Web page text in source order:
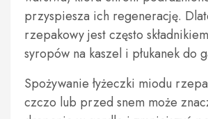
przyspiesza ich regenerację.
rzepakowy jest często
syropów na kaszel i płukanek do
Spożywanie łyżeczki miodu
czczo lub przed snem może